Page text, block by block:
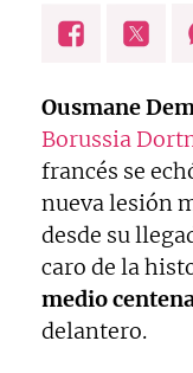
Ousmane
Borussia
francés se
nueva lesión
desde su
caro de la
medio
delantero.